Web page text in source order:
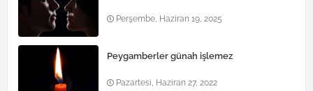
Perşembe, Haziran 19, 2025
Peygamberler günah işlemez
Pazartesi, Haziran 27, 2022